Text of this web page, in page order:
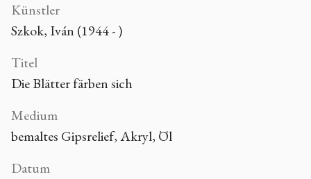
Künstler
Szkok, Iván (1944 - )
Titel
Die Blätter färben sich
Medium
bemaltes Gipsrelief, Akryl, Öl
Datum